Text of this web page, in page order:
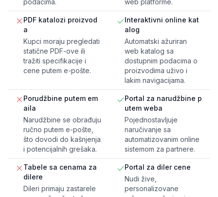
podacima.
web platforme.
PDF katalozi proizvod
a
Kupci moraju pregledati
statične PDF-ove ili
tražiti specifikacije i
cene putem e-pošte.
Interaktivni online kat
alog
Automatski ažuriran
web katalog sa
dostupnim podacima o
proizvodima uživo i
lakim navigacijama.
Porudžbine putem em
aila
Narudžbine se obrađuju
ručno putem e-pošte,
što dovodi do kašnjenja
i potencijalnih grešaka.
Portal za narudžbine p
utem weba
Pojednostavljuje
naručivanje sa
automatizovanim online
sistemom za partnere.
Tabele sa cenama za
dilere
Dileri primaju zastarele
Portal za diler cene
Nudi žive,
personalizovane